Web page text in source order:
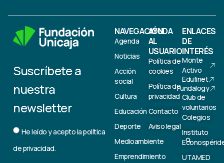
Suscríbete a
nuestra
newsletter
He leído y acepto lapolítica
de privacidad.
NAVEGACIÓN
Agenda
Noticias
Acción
social
Cultura
Educación
Deporte
Medioambiente
Emprendimiento
AYUDA
AL
USUARIO
Política de
cookies
Política de
privacidad
Contacto
Aviso legal
ENLACES
DE
INTERÉS
Monte
Activo
Edufinet
Fundalogy
Club de
voluntarios
Colegios
Instituto
UTAMED